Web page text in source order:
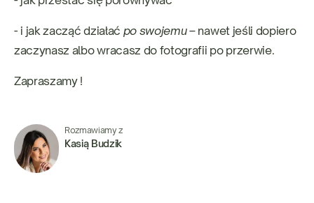
- i jak zacząć działać po swojemu– nawet jeśli dopiero
zaczynasz albo wracasz do fotografii po przerwie.
Zapraszamy !
Rozmawiamy z
Kasią Budzik